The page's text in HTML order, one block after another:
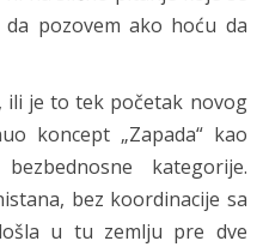
pozovem ako hoću da
ili je to tek početak novog
koncept „Zapada“ kao
kategorije.
bez koordinacije sa
u tu zemlju pre dve